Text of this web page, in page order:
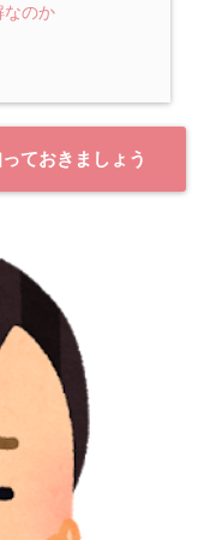
なのか
ておきましょう